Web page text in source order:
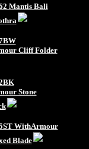
Mantis Bali
Cliff Folder
Stone
WithArmour
Blade